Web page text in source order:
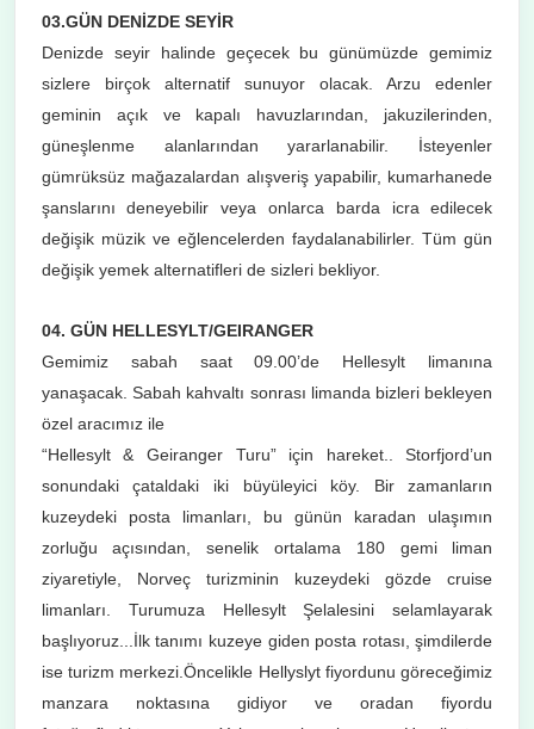
03.GÜN DENİZDE SEYİR
Denizde seyir halinde geçecek bu günümüzde gemimiz
sizlere birçok alternatif sunuyor olacak. Arzu edenler
geminin açık ve kapalı havuzlarından, jakuzilerinden,
güneşlenme alanlarından yararlanabilir. İsteyenler
gümrüksüz mağazalardan alışveriş yapabilir, kumarhanede
şanslarını deneyebilir veya onlarca barda icra edilecek
değişik müzik ve eğlencelerden faydalanabilirler. Tüm gün
değişik yemek alternatifleri de sizleri bekliyor.
04. GÜN HELLESYLT/GEIRANGER
Gemimiz sabah saat 09.00’de Hellesylt limanına
yanaşacak. Sabah kahvaltı sonrası limanda bizleri bekleyen
özel aracımız ile
“Hellesylt & Geiranger Turu” için hareket.. Storfjord’un
sonundaki çataldaki iki büyüleyici köy. Bir zamanların
kuzeydeki posta limanları, bu günün karadan ulaşımın
zorluğu açısından, senelik ortalama 180 gemi liman
ziyaretiyle, Norveç turizminin kuzeydeki gözde cruise
limanları. Turumuza Hellesylt Şelalesini selamlayarak
başlıyoruz...İlk tanımı kuzeye giden posta rotası, şimdilerde
ise turizm merkezi.Öncelikle Hellyslyt fiyordunu göreceğimiz
manzara noktasına gidiyor ve oradan fiyordu